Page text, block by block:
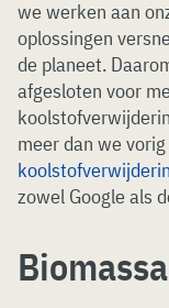
we werken aan
oplossingen
de planeet.
afgesloten voor
meer dan we
zowel Google als